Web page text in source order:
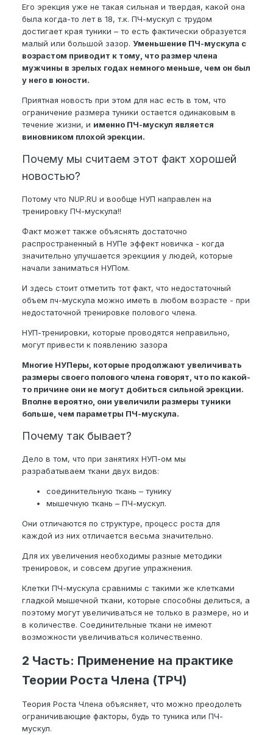
Его эрекция уже не такая сильная и твердая, какой она
была когда-то лет в 18, т.к. ПЧ-мускул с трудом
достигает края туники – то есть фактически образуется
малый или большой зазор. Уменьшение ПЧ-мускула с
возрастом приводит к тому, что размер члена
мужчины в зрелых годах немного меньше, чем он был
у него в юности.
Приятная новость при этом для нас есть в том, что
ограничение размера туники остается одинаковым в
течение жизни, и именно ПЧ-мускул является
виновником плохой эрекции.
Почему мы считаем этот факт хорошей
новостью?
Потому что NUP.RU и вообще НУП направлен на
тренировку ПЧ-мускула!!
Факт может также объяснять достаточно
распространенный в НУПе эффект новичка - когда
значительно улучшается эрекциия у людей, которые
начали заниматься НУПом.
И здесь стоит отметить тот факт, что недостаточный
объем пч-мускула можно иметь в любом возрасте - при
недостаточной тренировке полового члена.
НУП-тренировки, которые проводятся неправильно,
могут привести к появлению зазора
Многие НУПеры, которые продолжают увеличивать
размеры своего полового члена говорят, что по какой-
то причине они не могут добиться сильной эрекции.
Вполне вероятно, они увеличили размеры туники
больше, чем параметры ПЧ-мускула.
Почему так бывает?
Дело в том, что при занятиях НУП-ом мы
разрабатываем ткани двух видов:
соединительную ткань – тунику
мышечную ткань – ПЧ-мускул.
Они отличаются по структуре, процесс роста для
каждой из них отличается весьма значительно.
Для их увеличения необходимы разные методики
тренировок, и совсем другие упражнения.
Клетки ПЧ-мускула сравнимы с такими же клетками
гладкой мышечной ткани, которые способны делиться, а
поэтому могут увеличиваться не только в размере, но и
в количестве. Соединительные ткани не имеют
возможности увеличиваться количественно.
2 Часть: Применение на практике
Теории Роста Члена (ТРЧ)
Теория Роста Члена объясняет, что можно преодолеть
ограничивающие факторы, будь то туника или ПЧ-
мускул.